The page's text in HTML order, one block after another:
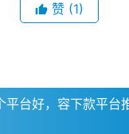
赞 (1)
平台好，容下款平台